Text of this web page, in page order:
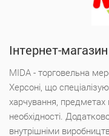
Інтернет-
MIDA - торговельна
Херсоні, що
харчування, предметах
необхідності.
внутрішніми